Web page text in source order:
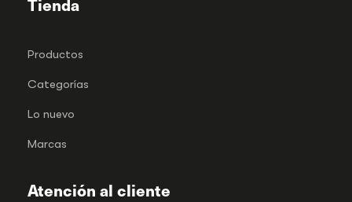
Productos
Categorías
Lo nuevo
Marcas
Atención al cliente